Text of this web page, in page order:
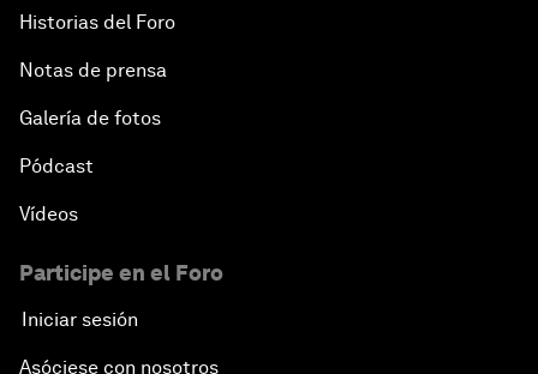
Historias del Foro
Notas de prensa
Galería de fotos
Pódcast
Vídeos
Participe en el Foro
Iniciar sesión
Asóciese con nosotros